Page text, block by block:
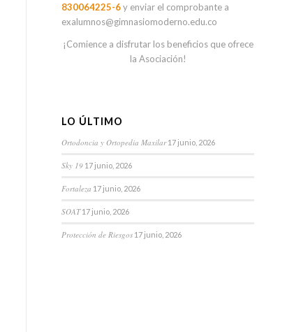
830064225-6y enviar el comprobante a
exalumnos@gimnasiomoderno.edu.co
¡Comience a disfrutar los beneficios que ofrece
la Asociación!
LO ÚLTIMO
Ortodoncia y Ortopedia Maxilar 17 junio, 2026
Sky 19 17 junio, 2026
Fortaleza 17 junio, 2026
SOAT 17 junio, 2026
Protección de Riesgos 17 junio, 2026